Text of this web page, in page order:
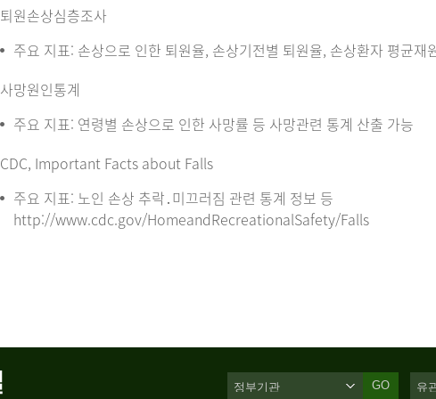
퇴원손상심층조사
주요 지표: 손상으로 인한 퇴원율, 손상기전별 퇴원율, 손상환자 평균재
사망원인통계
주요 지표: 연령별 손상으로 인한 사망률 등 사망관련 통계 산출 가능
CDC, Important Facts about Falls
주요 지표: 노인 손상 추락․미끄러짐 관련 통계 정보 등
http://www.cdc.gov/HomeandRecreationalSafety/Falls
GO